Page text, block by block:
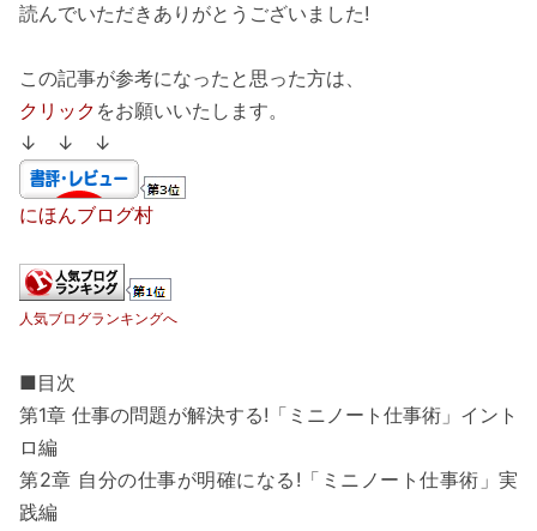
読んでいただきありがとうございました!
この記事が参考になったと思った方は、
クリック をお願いいたします。
↓ ↓ ↓
にほんブログ村
人気ブログランキングへ
■目次
第1章 仕事の問題が解決する!「ミニノート仕事術」イント
ロ編
第2章 自分の仕事が明確になる!「ミニノート仕事術」実
践編